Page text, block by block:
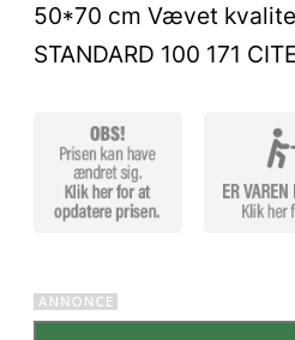
baseret
på
50*70 cm Vævet
STANDARD 100 171